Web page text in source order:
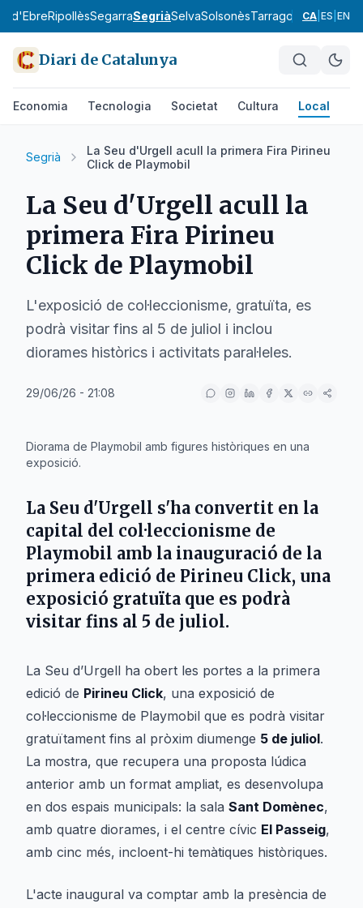
d'EbreRipollèsSegarraSegriàSelvaSolsonèsTarragonèsTerra
CA ES EN
Diari de Catalunya
Economia Tecnologia Societat Cultura Local
Segrià
La Seu d'Urgell acull la primera Fira Pirineu
Click de Playmobil
La Seu d'Urgell acull la
primera Fira Pirineu
Click de Playmobil
L'exposició de col·leccionisme, gratuïta, es
podrà visitar fins al 5 de juliol i inclou
diorames històrics i activitats paral·leles.
29/06/26 - 21:08
Diorama de Playmobil amb figures històriques en una
exposició.
La Seu d'Urgell s'ha convertit en la
capital del col·leccionisme de
Playmobil amb la inauguració de la
primera edició de Pirineu Click, una
exposició gratuïta que es podrà
visitar fins al 5 de juliol.
La Seu d’Urgell ha obert les portes a la primera
edició de Pirineu Click, una exposició de
col·leccionisme de Playmobil que es podrà visitar
gratuïtament fins al pròxim diumenge 5 de juliol.
La mostra, que recupera una proposta lúdica
anterior amb un format ampliat, es desenvolupa
en dos espais municipals: la sala Sant Domènec,
amb quatre diorames, i el centre cívic El Passeig,
amb cinc més, incloent-hi temàtiques històriques.
L'acte inaugural va comptar amb la presència de